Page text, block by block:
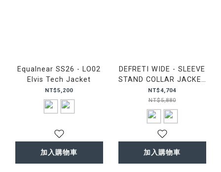
Equalnear SS26 - LO02
Elvis Tech Jacket
NT$5,200
加入購物車
DEFRETI WIDE - SLEEVE
STAND COLLAR JACKET
寬袖 立領 外套
NT$4,704
NT$5,880
加入購物車